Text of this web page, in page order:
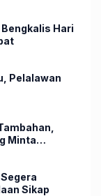
Hari
Pelalawan
Minta
Sikap